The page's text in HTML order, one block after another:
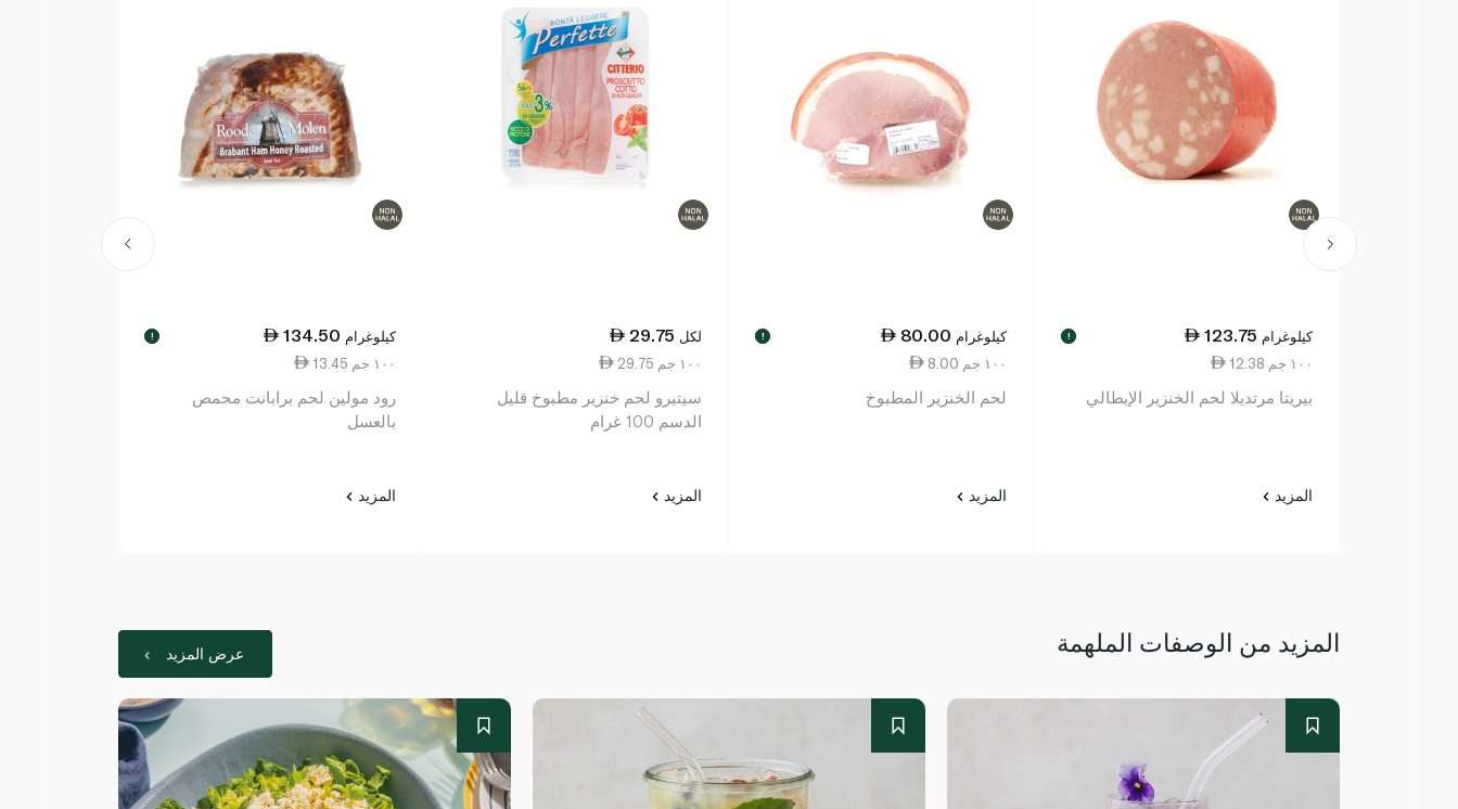
123.75 كيلوغرام !
12.38 ١٠٠ جم
بيريتا مرتديلا لحم الخنزير الإيطالي
المزيد
80.00 كيلوغرام !
8.00 ١٠٠ جم
لحم الخنزير المطبوخ
المزيد
29.75 لكل
29.75 ١٠٠ جم
سيتيرو لحم خنزير مطبوخ قليل
الدسم 100 غرام
المزيد
134.50 كيلوغرام !
13.45 ١٠٠ جم
رود مولين لحم برابانت محمص
بالعسل
المزيد
المزيد من الوصفات الملهمة عرض المزيد